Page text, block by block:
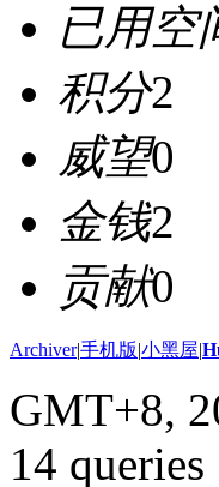
已用空
积分2
威望0
金钱2
贡献0
Archiver|手机版|小黑屋|
GMT+8,
14 queries